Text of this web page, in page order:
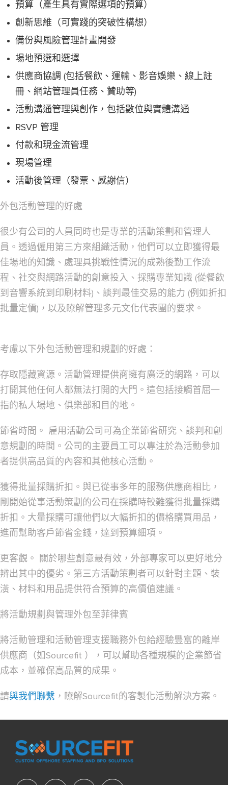
預算（產生具有實際選項的預算）
創新思維（可實踐的突破性構想）
備份與風險管理計畫開發
場地預選和選擇
供應商協調 (包括餐飲、運輸、影音娛樂、線上註
冊、網站管理員任務、贊助等)
活動溝通管理與創作，包括數位與實體溝通
RSVP 管理
付款和現金流管理
現場管理
活動後管理（發票、感謝信）
外包活動管理的好處
很少有公司的人員同時也是專業的活動策劃和管理人
員。透過僱用第三方來組織活動，他們可以立即獲得最
佳場地的知識、處理具挑戰性情況的成熟後勤工作流
程、社交與網路活動的創意投入、採購專業知識 (從餐飲
到音響系統到印刷材料)、談判最佳交易的能力 (例如折扣
批量定價)，以及瞭解管理多元文化代表團的要求。
考慮以下外包活動管理和規劃的好處：
存取隱藏資源。 活動管理提供商擁有廣泛的網路，可以
打開其他任何人都無法打開的大門。這包括接觸首屈一
指的私人場地、俱樂部和目的地。
節省時間。 雇用活動公司可為企業節省研究、談判和創
意規劃的時間。公司的主要員工可以專注於為活動參加
者提供高品質的內容和其他核心活動。
獲得批量採購折扣。 與已從事多年的服務供應商相比，
剛開始從事活動策劃的公司在採購時較難獲得批量採購
折扣。大量採購可讓他們以大幅折扣的價格購買用品，
進而幫助客戶節省金錢，達到預算細項。
更客觀。
關於哪些創意最有效，外部專家可以更好地分
辨出其中的優劣。第三方活動策劃者可以針對主題、裝
潢、材料和用品提供符合預算的高價值建議。
將活動規劃與管理外包至菲律賓
將活動管理和活動管理支援職務外包給經驗豐富的離岸
供應商（如Sourcefit ），可以幫助各種規模的企業節省
成本，並確保高品質的成果。
請與我們聯繫 ，瞭解Sourcefit的客製化活動解決方案。